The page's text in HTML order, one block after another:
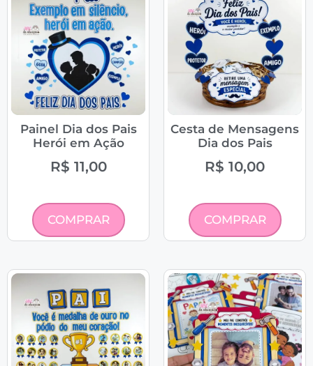
Painel Dia dos Pais
Herói em Ação
R$ 11,00
COMPRAR
Cesta de Mensagens
Dia dos Pais
R$ 10,00
COMPRAR